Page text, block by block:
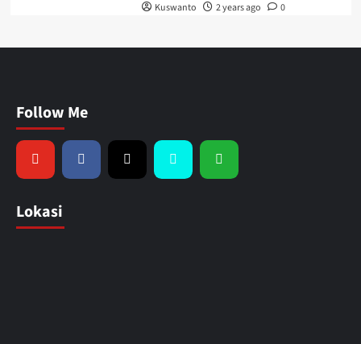
Kuswanto 2 years ago 0
Follow Me
Lokasi